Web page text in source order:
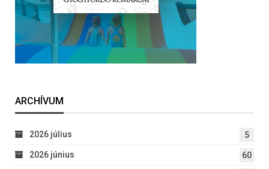
ARCHÍVUM
2026 július 5
2026 június 60